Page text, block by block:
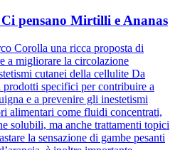
pensano Mirtilli e Ananas
Corolla una ricca proposta di
a migliorare la circolazione
cutanei della cellulite Da
prodotti specifici per contribuire a
e a prevenire gli inestetismi
alimentari come fluidi concentrati,
solubili, ma anche trattamenti topici
la sensazione di gambe pesanti